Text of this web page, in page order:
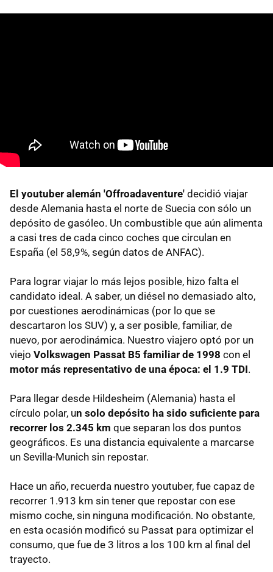
El youtuber alemán 'Offroadaventure' decidió viajar
desde Alemania hasta el norte de Suecia con sólo un
depósito de gasóleo. Un combustible que aún alimenta
a casi tres de cada cinco coches que circulan en
España (el 58,9%, según datos de ANFAC).
Para lograr viajar lo más lejos posible, hizo falta el
candidato ideal. A saber, un diésel no demasiado alto,
por cuestiones aerodinámicas (por lo que se
descartaron los SUV) y, a ser posible, familiar, de
nuevo, por aerodinámica. Nuestro viajero optó por un
viejo Volkswagen Passat B5 familiar de 1998 con el
motor más representativo de una época: el 1.9 TDI.
Para llegar desde Hildesheim (Alemania) hasta el
círculo polar, un solo depósito ha sido suficiente para
recorrer los 2.345 km que separan los dos puntos
geográficos. Es una distancia equivalente a marcarse
un Sevilla-Munich sin repostar.
Hace un año, recuerda nuestro youtuber, fue capaz de
recorrer 1.913 km sin tener que repostar con ese
mismo coche, sin ninguna modificación. No obstante,
en esta ocasión modificó su Passat para optimizar el
consumo, que fue de 3 litros a los 100 km al final del
trayecto.